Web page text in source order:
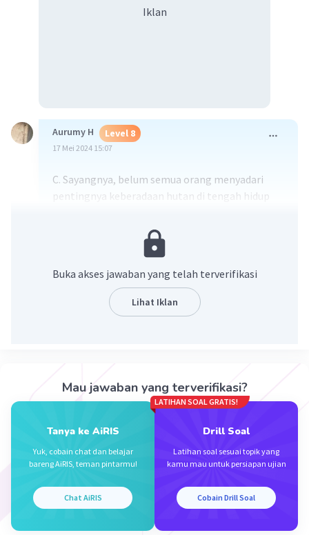
Iklan
Aurumy H Level 8
17 Mei 2024 15:07
C. Sayangnya, belum semua orang menyadari
pentingnya keberadaan hutan di tengah hidup
Level 93
24 Mei 2024 04:21
Beri Rating·0.0(0) Balas
Buka akses jawaban yang telah terverifikasi
Lihat Iklan
Mau jawaban yang terverifikasi?
Tanya ke AiRIS
Yuk, cobain chat dan belajar
bareng AiRIS, teman pintarmu!
Chat AiRIS
LATIHAN SOAL GRATIS!
Drill Soal
Latihan soal sesuai topik yang
kamu mau untuk persiapan ujian
Cobain Drill Soal